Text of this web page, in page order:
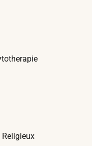
Religieux